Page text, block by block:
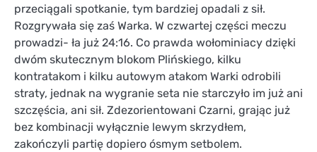
przeciągali spotkanie, tym bardziej opadali z sił.
Rozgrywała się zaś Warka. W czwartej części meczu
prowadzi- ła już 24:16. Co prawda wołominiacy dzięki
dwóm skutecznym blokom Plińskiego, kilku
kontratakom i kilku autowym atakom Warki odrobili
straty, jednak na wygranie seta nie starczyło im już ani
szczęścia, ani sił. Zdezorientowani Czarni, grając już
bez kombinacji wyłącznie lewym skrzydłem,
zakończyli partię dopiero ósmym setbolem.